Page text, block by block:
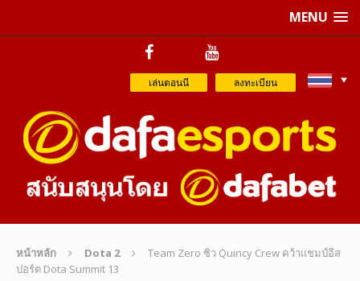
MENU
เล่นตอนนี ลงทะเบียน
หน้าหลัก Dota 2
Team Zero ซิว Quincy Crew คว้าแชมป์อีส
ปอร์ต Dota Summit 13